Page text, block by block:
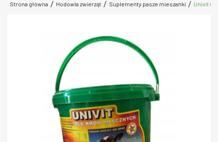
Strona główna Hodowla zwierząt Suplementy pasze mieszanki Univit